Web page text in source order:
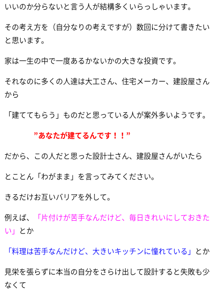
いいのか分らないと言う人が結構多くいらっしゃいます。
その考え方を（自分なりの考えですが）数回に分けて書きたい
と思います。
家は一生の中で一度あるかないかの大きな投資です。
それなのに多くの人達は大工さん、住宅メーカー、建設屋さん
から
「建ててもらう」ものだと思っている人が案外多いようです。
”あなたが建てるんです！！”
だから、この人だと思った設計士さん、建設屋さんがいたら
とことん「わがまま」を言ってみてください。
きるだけお互いバリアを外して。
例えば、
「片付けが苦手なんだけど、毎日きれいにしておきた
い」
とか
「料理は苦手なんだけど、大きいキッチンに憧れている」 とか
見栄を張らずに本当の自分をさらけ出して設計すると失敗も少
なくて